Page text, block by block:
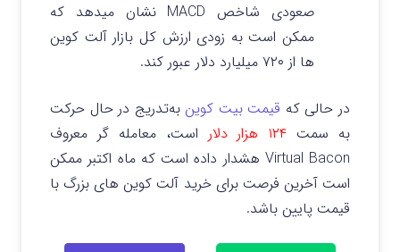
صعودی شاخص MACD نشان میدهد که
ممکن است به زودی ارزش کل بازار آلت کوین
ها از ۷۲۰ میلیارد دلار عبور کند.
در حالی که قیمت بیت کوین به‌تدریج در حال حرکت
به سمت۱۲۴ هزار دلار
است، معامله گر معروف
Virtual Bacon هشدار داده است که ماه اکتبر ممکن
است آخرین فرصت برای خرید آلت کوین های بزرگ با
قیمت پایین باشد.